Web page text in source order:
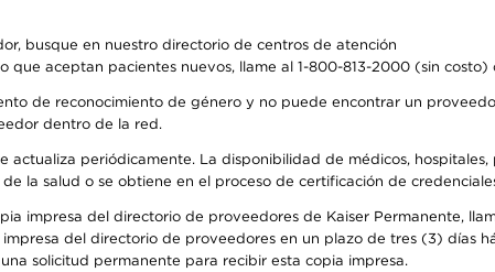
busque en nuestro directorio de centros de atención
que aceptan pacientes nuevos, llame al 1-800-813-2000 (sin costo)
de reconocimiento de género y no puede encontrar un
dentro de la red.
actualiza periódicamente. La disponibilidad de médicos,
la salud o se obtiene en el proceso de certificación de
impresa del directorio de proveedores de Kaiser Permanente,
del directorio de proveedores en un plazo de tres (3) días
solicitud permanente para recibir esta copia impresa.